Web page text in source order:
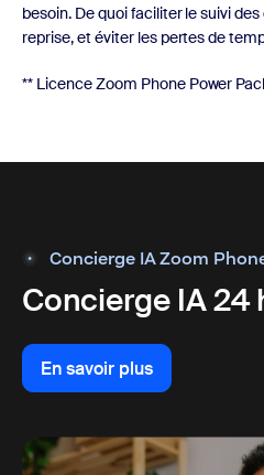
besoin. De quoi faciliter le suivi
reprise, et éviter les pertes de
** Licence Zoom Phone Power
Concierge IA Zoom
Concierge IA 24
En savoir plus